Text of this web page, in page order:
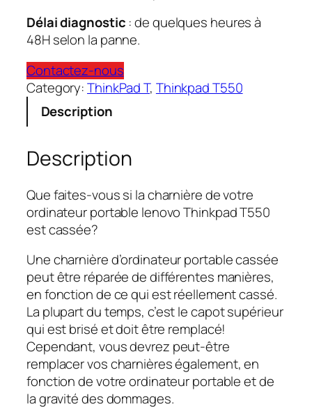
Délai diagnostic : de quelques heures à
48H selon la panne.
Contactez-nous
Category:ThinkPad T, Thinkpad T550
Description
Description
Que faites-vous si la charnière de votre
ordinateur portable lenovo Thinkpad T550
est cassée?
Une charnière d’ordinateur portable cassée
peut être réparée de différentes manières,
en fonction de ce qui est réellement cassé.
La plupart du temps, c’est le capot supérieur
qui est brisé et doit être remplacé!
Cependant, vous devrez peut-être
remplacer vos charnières également, en
fonction de votre ordinateur portable et de
la gravité des dommages.